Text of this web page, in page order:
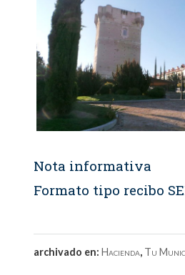
Nota informativa
Formato tipo recibo
archivado en:Hacienda, Tu